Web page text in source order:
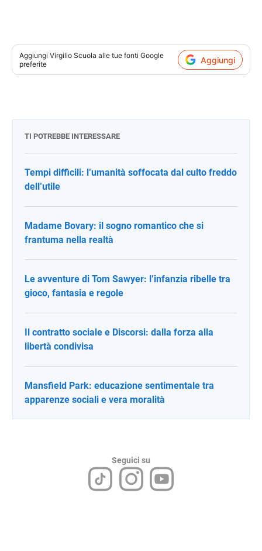
Aggiungi Virgilio Scuola alle tue fonti Google
preferite
Aggiungi
TI POTREBBE INTERESSARE
Tempi difficili: l’umanità soffocata dal culto freddo
dell’utile
Madame Bovary: il sogno romantico che si
frantuma nella realtà
Le avventure di Tom Sawyer: l’infanzia ribelle tra
gioco, fantasia e regole
Il contratto sociale e Discorsi: dalla forza alla
libertà condivisa
Mansfield Park: educazione sentimentale tra
apparenze sociali e vera moralità
Seguici su